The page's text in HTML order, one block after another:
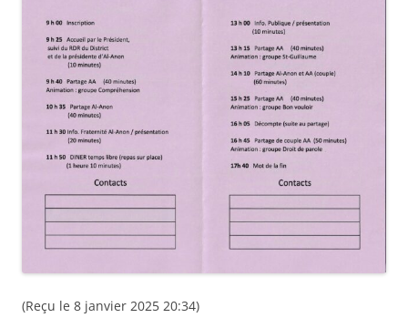
(Reçu le 8 janvier 2025 20:34)